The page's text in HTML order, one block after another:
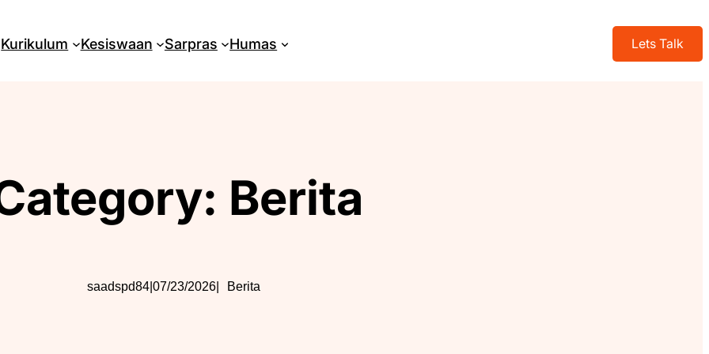
Kurikulum Kesiswaan Sarpras Humas Lets Talk
Berita
saadspd84| 07/23/2026| Berita